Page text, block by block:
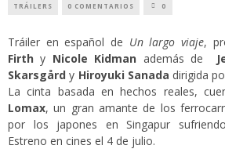
TRÁILERS 0 COMENTARIOS 0
Tráiler en español de Un largo viaje,
Firth y Nicole Kidman además de
Skarsgård y Hiroyuki Sanada dirigida
La cinta basada en hechos reales,
Lomax, un gran amante de los
por los japones en Singapur
Estreno en cines el 4 de julio.